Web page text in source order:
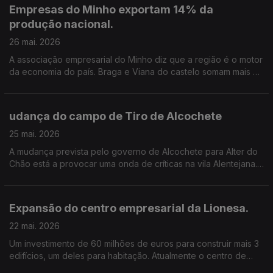
Empresas do Minho exportam 14% da
produção nacional.
26 mai. 2026
A associação empresarial do Minho diz que a região é o motor
da economia do país. Braga e Viana do castelo somam mais de
udança do campo de Tiro de Alcochete
25 mai. 2026
A mudança prevista pelo governo de Alcochete para Alter do
Chão está a provocar uma onda de críticas na vila Alentejana.
Expansão do centro empresarial da Lionesa.
22 mai. 2026
Um investimento de 60 milhões de euros para construir mais 3
edifícios, um deles para habitação. Atualmente o centro de